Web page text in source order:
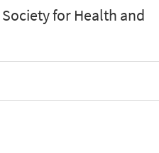
for Health and